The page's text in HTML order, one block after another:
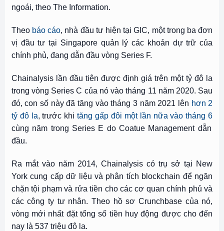
ngoái, theo The Information.
Theo báo cáo, nhà đầu tư hiện tại GIC, một trong ba đơn
vị đầu tư tại Singapore quản lý các khoản dự trữ của
chính phủ, đang dẫn đầu vòng Series F.
Chainalysis lần đầu tiên được định giá trên một tỷ đô la
trong vòng Series C của nó vào tháng 11 năm 2020. Sau
đó, con số này đã tăng vào tháng 3 năm 2021 lên hơn 2
tỷ đô la, trước khităng gấp đôi một lần nữa vào tháng 6
cùng năm trong Series E do Coatue Management dẫn
đầu.
Ra mắt vào năm 2014, Chainalysis có trụ sở tại New
York cung cấp dữ liệu và phân tích blockchain để ngăn
chặn tội phạm và rửa tiền cho các cơ quan chính phủ và
các công ty tư nhân. Theo hồ sơ Crunchbase của nó,
vòng mới nhất đặt tổng số tiền huy động được cho đến
nay là 537 triệu đô la.